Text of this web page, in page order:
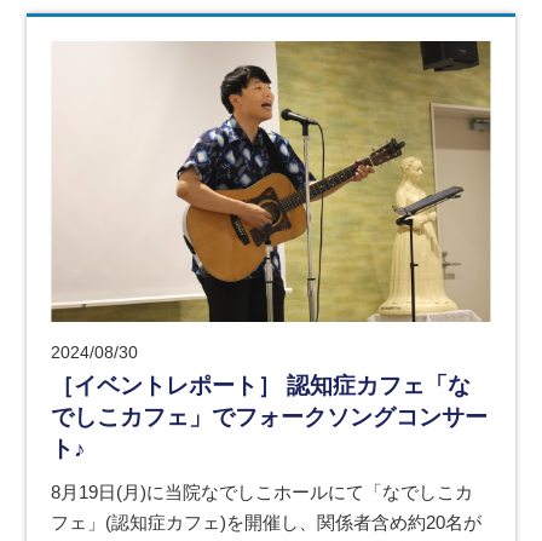
2024/08/30
［イベントレポート］ 認知症カフェ「な
でしこカフェ」でフォークソングコンサー
ト♪
8月19日(月)に当院なでしこホールにて「なでしこカ
フェ」(認知症カフェ)を開催し、関係者含め約20名が